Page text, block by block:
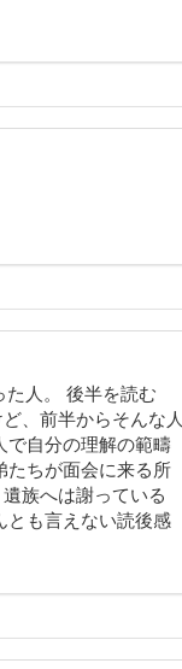
人。 後半を読む
、前半からそんな人
で自分の理解の範疇
たちが面会に来る所
族へは謝っている
とも言えない読後感